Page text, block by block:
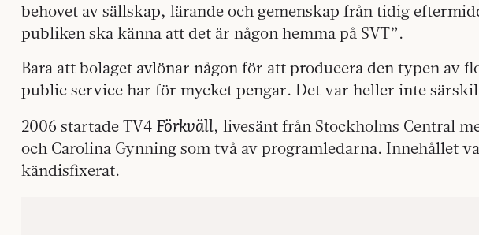
behovet av sällskap, lärande och gemenskap från tidig
publiken ska känna att det är någon hemma på SVT”.
Bara att bolaget avlönar någon för att producera den typen av
public service har för mycket pengar. Det var heller inte
2006 startade TV4 Förkväll, livesänt från Stockholms Central
och Carolina Gynning som två av programledarna. Innehållet
kändisfixerat.